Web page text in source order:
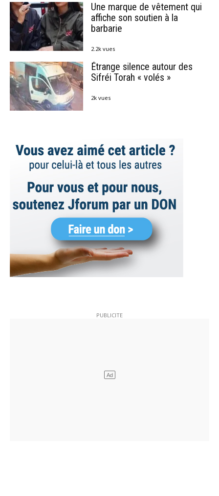
Une marque de vêtement qui
affiche son soutien à la
barbarie
2.2k vues
Étrange silence autour des
Sifréi Torah « volés »
2k vues